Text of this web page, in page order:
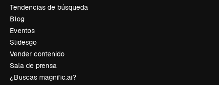
Tendencias de búsqueda
Blog
Eventos
Slidesgo
Vender contenido
Sala de prensa
¿Buscas magnific.ai?